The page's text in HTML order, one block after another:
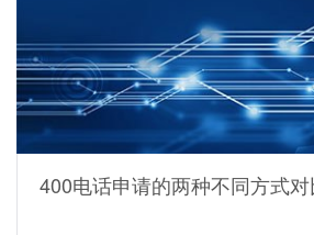
400电话申请的两种不同方式对